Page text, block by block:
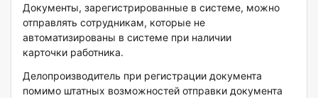
Документы, зарегистрированные в системе, можно
отправлять сотрудникам, которые не
автоматизированы в системе при наличии
карточки работника.
Делопроизводитель при регистрации документа
помимо штатных возможностей отправки документа